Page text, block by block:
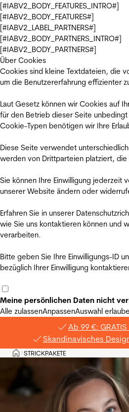
[#IABV2_BODY_FEATURES_INTRO#]
[#IABV2_BODY_FEATURES#]
[#IABV2_LABEL_PARTNERS#]
[#IABV2_BODY_PARTNERS_INTRO#]
[#IABV2_BODY_PARTNERS#]
Über Cookies
Cookies sind kleine Textdateien, die
um die Benutzererfahrung effizienter
Laut Gesetz können wir Cookies auf
für den Betrieb dieser Seite
Cookie-Typen benötigen wir Ihre
Diese Seite verwendet
werden von Drittparteien platziert,
Sie können Ihre Einwilligung jederzeit
unserer Website ändern oder
Erfahren Sie in unserer
wie Sie uns kontaktieren können und
verarbeiten.
Bitte geben Sie Ihre Einwilligungs-ID
bezüglich Ihrer Einwilligung
Meine persönlichen Daten nicht
Alle zulassenAnpassenAuswahl
Ab 99 €:
Skandinavisches
Privat
>STRICKPAKETE